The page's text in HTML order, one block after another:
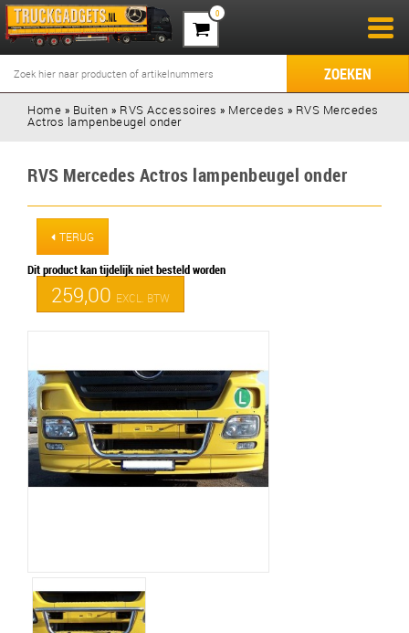
0
ZOEKEN
Home » Buiten » RVS Accessoires » Mercedes » RVS Mercedes
Actros lampenbeugel onder
RVS Mercedes Actros lampenbeugel onder
TERUG
Dit product kan tijdelijk niet besteld worden
259,00 EXCL. BTW